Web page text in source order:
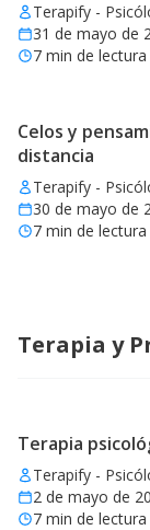
Terapify -
31 de mayo de
7 min de lectura
Celos y
distancia
Terapify -
30 de mayo de
7 min de lectura
Terapia y
Terapia
Terapify -
2 de mayo de
7 min de lectura